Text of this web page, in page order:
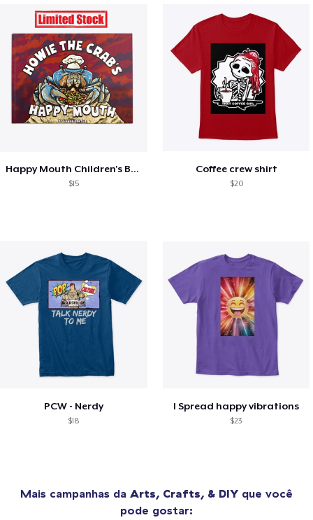
Happy Mouth Children's Book
$15
Coffee crew shirt
$20
PCW - Nerdy
$18
I Spread happy vibrations
$23
Mais campanhas da Arts, Crafts, & DIY que você
pode gostar: